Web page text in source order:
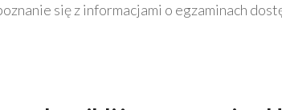
się z informacjami o egzaminach